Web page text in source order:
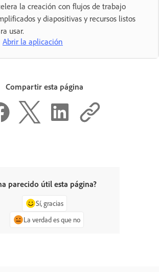
la creación con flujos de trabajo
y diapositivas y recursos listos
usar.
Abrir la aplicación
Compartir esta página
parecido útil esta página?
Sí, gracias
La verdad es que no